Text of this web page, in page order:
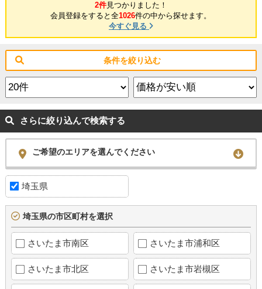
2件見つかりました！
会員登録をすると全1026件の中から探せます。
今すぐ見る
条件を絞り込む
さらに絞り込んで検索する
ご希望のエリアを選んでください
埼玉県
埼玉県の市区町村を選択
さいたま市南区 さいたま市浦和区
さいたま市北区 さいたま市岩槻区